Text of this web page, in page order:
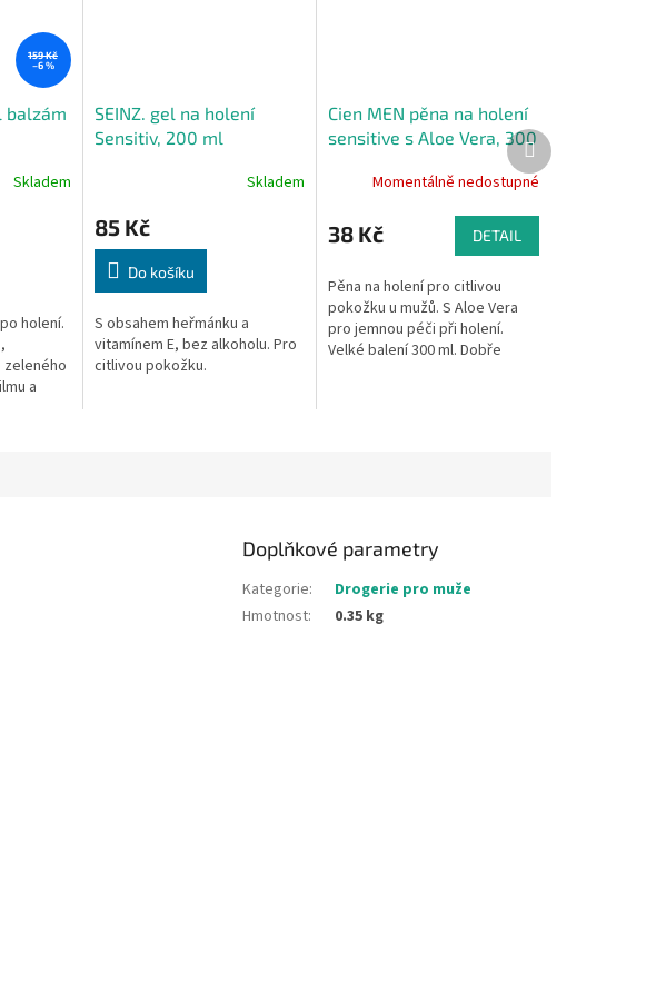
159 Kč
–6 %
balzám
Skladem
holení.
a
SEINZ. gel na holení
Sensitiv, 200 ml
Skladem
85 Kč
Do košíku
S obsahem heřmánku a
vitamínem E, bez alkoholu. Pro
citlivou pokožku.
Cien MEN pěna na holení
sensitive s Aloe Vera, 300
Momentálně nedostupné
38 Kč DETAIL
Pěna na holení pro citlivou
pokožku u mužů. S Aloe Vera
pro jemnou péči při holení.
Velké balení 300 ml. Dobře
Další
produkt
Doplňkové parametry
Kategorie:
Drogerie pro muže
Hmotnost: 0.35 kg